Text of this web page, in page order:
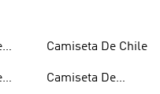
Camiseta De Chile
Camiseta De